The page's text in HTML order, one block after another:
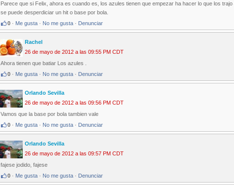
Parece que si Felix, ahora es cuando es, los azules tienen que empezar ha hacer lo que los
se puede desperdiciar un hit o base por bola.
0 · Me gusta · No me gusta · Denunciar
Rachel
26 de mayo de 2012 a las 09:55 PM CDT
Ahora tienen que batiar Los azules .
0 · Me gusta · No me gusta · Denunciar
Orlando Sevilla
26 de mayo de 2012 a las 09:56 PM CDT
Vamos que la base por bola tambien vale
0 · Me gusta · No me gusta · Denunciar
Orlando Sevilla
26 de mayo de 2012 a las 09:57 PM CDT
fajese jodido, fajese
0 · Me gusta · No me gusta · Denunciar